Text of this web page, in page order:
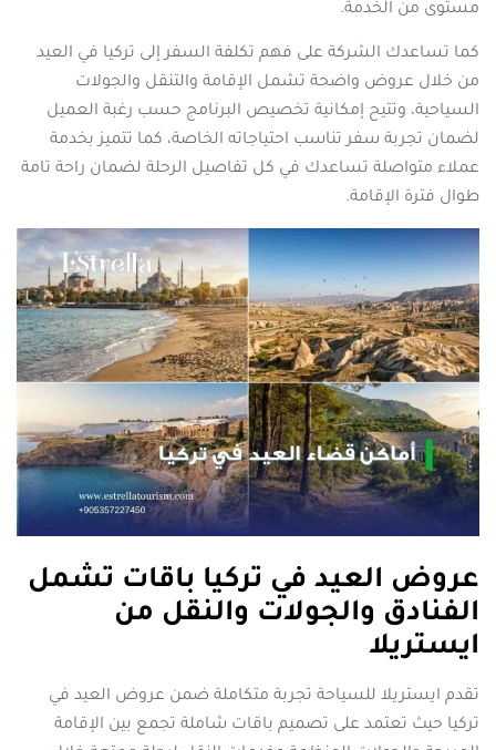
مستوى من الخدمة.
كما تساعدك الشركة على فهم تكلفة السفر إلى تركيا في العيد
من خلال عروض واضحة تشمل الإقامة والتنقل والجولات
السياحية، وتتيح إمكانية تخصيص البرنامج حسب رغبة العميل
لضمان تجربة سفر تناسب احتياجاته الخاصة، كما تتميز بخدمة
عملاء متواصلة تساعدك في كل تفاصيل الرحلة لضمان راحة تامة
طوال فترة الإقامة.
عروض العيد في تركيا باقات تشمل
الفنادق والجولات والنقل من
ايستريلا
تقدم ايستريلا للسياحة تجربة متكاملة ضمن عروض العيد في
تركيا حيث تعتمد على تصميم باقات شاملة تجمع بين الإقامة